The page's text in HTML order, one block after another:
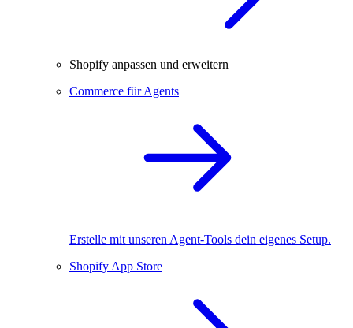
Shopify anpassen und erweitern
Commerce für Agents
Erstelle mit unseren Agent-Tools dein eigenes Setup.
Shopify App Store